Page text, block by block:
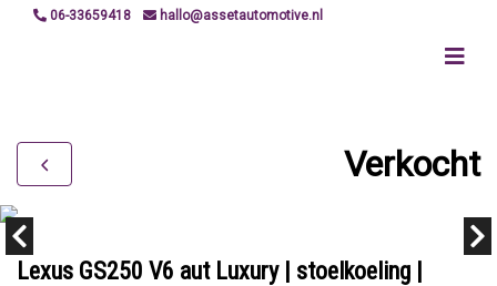
06-33659418 hallo@assetautomotive.nl
Verkocht
Lexus GS250 V6 aut Luxury | stoelkoeling |